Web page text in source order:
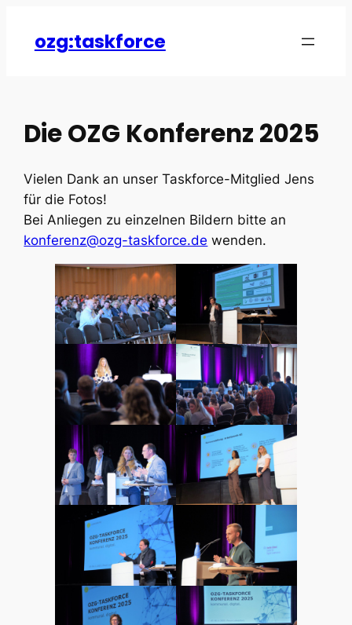
Inhalt
springen
ozg:taskforce
Die OZG Konferenz 2025
Vielen Dank an unser Taskforce-Mitglied Jens
für die Fotos!
Bei Anliegen zu einzelnen Bildern bitte an
konferenz@ozg-taskforce.de wenden.